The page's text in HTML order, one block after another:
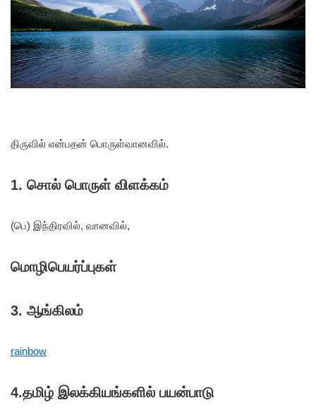
திருவில் என்பதன் பொருள்வானவில்.
1. சொல் பொருள் விளக்கம்
(பெ) இந்திரவில், வானவில்,
மொழிபெயர்ப்புகள்
3. ஆங்கிலம்
rainbow
4.தமிழ் இலக்கியங்களில் பயன்பாடு